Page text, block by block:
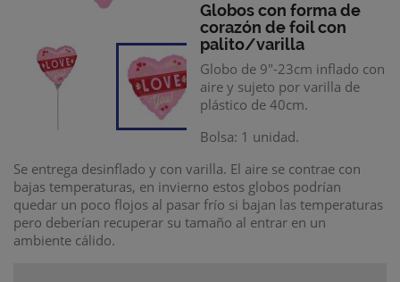
Globos con forma de
corazón de foil con
palito/varilla
Globo de 9"-23cm inflado con
aire y sujeto por varilla de
plástico de 40cm.
Bolsa: 1 unidad.
Se entrega desinflado y con varilla. El aire se contrae con
bajas temperaturas, en invierno estos globos podrían
quedar un poco flojos al pasar frío si bajan las temperaturas
pero deberían recuperar su tamaño al entrar en un
ambiente cálido.